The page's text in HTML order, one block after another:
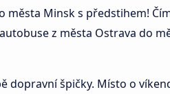
města Minsk s předstihem!
z města Ostrava do
dopravní špičky. Místo o